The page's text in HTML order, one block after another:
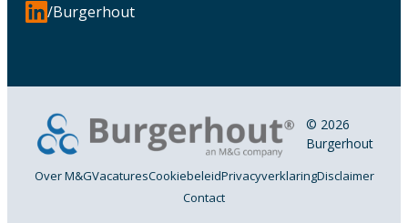
/Burgerhout
© 2026
Burgerhout
Over M&GVacaturesCookiebeleidPrivacyverklaringDisclaimer
Contact